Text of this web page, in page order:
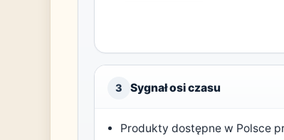
3 Sygnał osi czasu
Produkty dostępne w Polsce